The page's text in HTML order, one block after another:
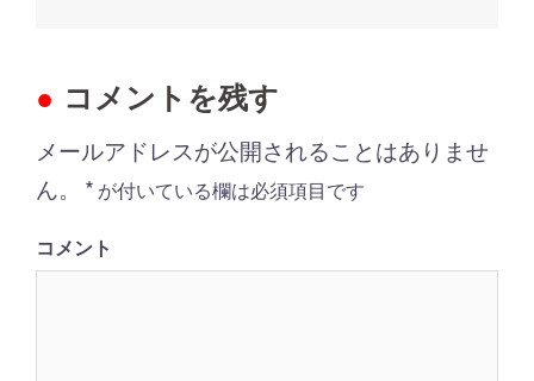
ー
シ
ョ
ン
コメントを残す
メールアドレスが公開されることはありませ
ん。
* が付いている欄は必須項目です
コメント